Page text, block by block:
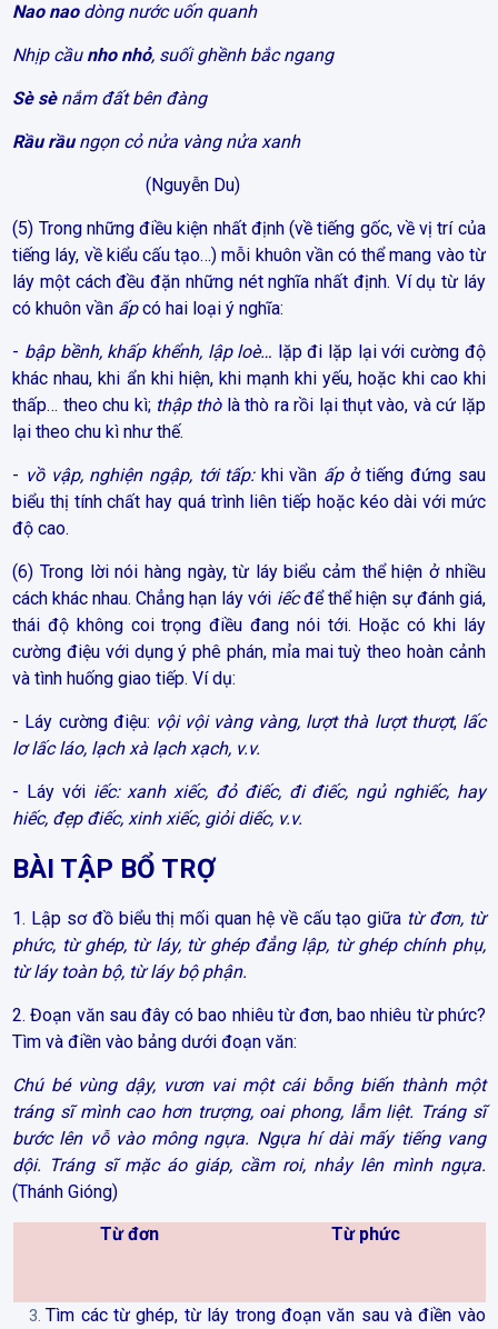
Nao naodòng nước uốn quanh
Nhịp cầu nho nhỏ, suối ghềnh bắc ngang
Sè sènắm đất bên đàng
Rầu rầungọn cỏ nửa vàng nửa xanh
(Nguyễn Du)
(5) Trong những điều kiện nhất định (về tiếng gốc, về vị trí của
tiếng láy, về kiểu cấu tạo…) mỗi khuôn vần có thể mang vào từ
láy một cách đều đặn những nét nghĩa nhất định. Ví dụ từ láy
có khuôn vần ấpcó hai loại ý nghĩa:
- bập bềnh, khấp khểnh, lập loè… lặp đi lặp lại với cường độ
khác nhau, khi ẩn khi hiện, khi mạnh khi yếu, hoặc khi cao khi
thấp… theo chu kì; thập thò là thò ra rồi lại thụt vào, và cứ lặp
lại theo chu kì như thế.
- vồ vập, nghiện ngập, tới tấp:khi vần ấp ở tiếng đứng sau
biểu thị tính chất hay quá trình liên tiếp hoặc kéo dài với mức
độ cao.
(6) Trong lời nói hàng ngày, từ láy biểu cảm thể hiện ở nhiều
cách khác nhau. Chẳng hạn láy với iếcđể thể hiện sự đánh giá,
thái độ không coi trọng điều đang nói tới. Hoặc có khi láy
cường điệu với dụng ý phê phán, mỉa mai tuỳ theo hoàn cảnh
và tình huống giao tiếp. Ví dụ:
- Láy cường điệu: vội vội vàng vàng, lượt thà lượt thượt, lấc
lơ lấc láo, lạch xà lạch xạch, v.v.
- Láy với iếc: xanh xiếc, đỏ điếc, đi điếc, ngủ nghiếc, hay
hiếc, đẹp điếc, xinh xiếc, giỏi diếc, v.v.
BÀI TẬP BỔ TRỢ
1. Lập sơ đồ biểu thị mối quan hệ về cấu tạo giữa từ đơn, từ
phức, từ ghép, từ láy, từ ghép đẳng lập, từ ghép chính phụ,
từ láy toàn bộ, từ láy bộ phận.
2. Đoạn văn sau đây có bao nhiêu từ đơn, bao nhiêu từ phức?
Tìm và điền vào bảng dưới đoạn văn:
Chúbé vùng dậy, vươn vai một cái bỗng biến thành một
tráng sĩ mình cao hơn trượng, oai phong, lẫm liệt. Tráng sĩ
bước lên vỗ vào mông ngựa. Ngựa hí dài mấy tiếng vang
dội. Tráng sĩ mặc áo giáp, cầm roi, nhảy lên mình ngựa.
(Thánh Gióng)
Từ đơn
Từ phức
Tìm các từ ghép, từ láy trong đoạn văn sau và điền vào